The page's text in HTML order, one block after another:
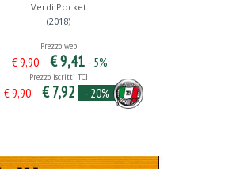
Verdi Pocket
(2018)
Prezzo web
€ 9,90 € 9,41 - 5%
Prezzo iscritti TCI
€ 9,90 € 7,92 - 20%